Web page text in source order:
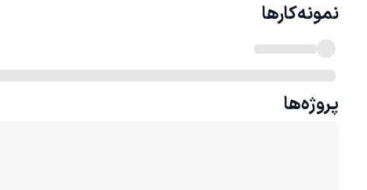
نمونه‌کارها
پروژه‌ها